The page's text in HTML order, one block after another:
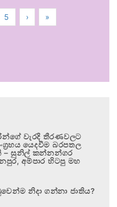
5 › »
වැරදි තීරණවලට
යෙදවීම බරපතල
– සුනිල් කන්නන්ගර
අම්පාර හිටපු මහ
නිදා ගන්නා ජාතිය?